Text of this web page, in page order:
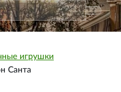
игрушки
Санта